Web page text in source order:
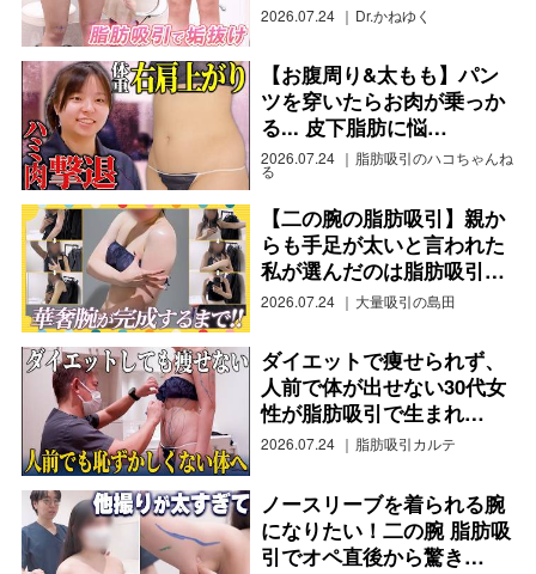
2026.07.24 Dr.かねゆく
【お腹周り&太もも】パン
ツを穿いたらお肉が乗っか
る... 皮下脂肪に悩…
2026.07.24 脂肪吸引のハコちゃんね
る
【二の腕の脂肪吸引】親か
らも手足が太いと言われた
私が選んだのは脂肪吸引…
2026.07.24 大量吸引の島田
ダイエットで痩せられず、
人前で体が出せない30代女
性が脂肪吸引で生まれ…
2026.07.24 脂肪吸引カルテ
ノースリーブを着られる腕
になりたい！二の腕 脂肪吸
引でオペ直後から驚き…